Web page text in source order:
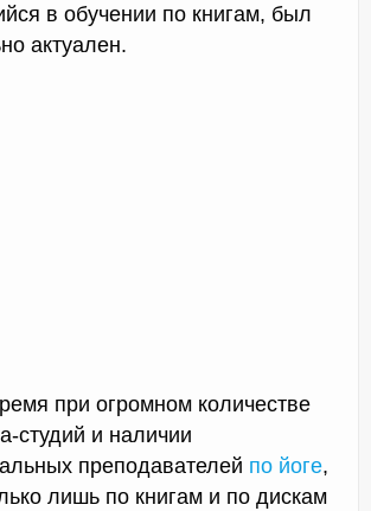
в обучении по книгам, был
актуален.
при огромном количестве
студий и наличии
преподавателей по йоге,
лишь по книгам и по дискам